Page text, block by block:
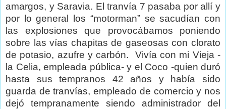
amargos, y Saravia. El tranvía 7 pasaba por allí y
por lo general los “motorman” se sacudían con
las explosiones que provocábamos poniendo
sobre las vías chapitas de gaseosas con clorato
de potasio, azufre y carbón.
Vivía con mi Vieja -
la Celia, empleada pública- y el Coco -quien duró
hasta sus tempranos 42 años y había sido
guarda de tranvías, empleado de comercio y nos
dejó tempranamente siendo administrador del